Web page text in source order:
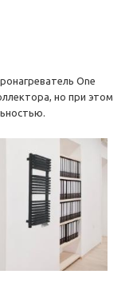
One
но при этом